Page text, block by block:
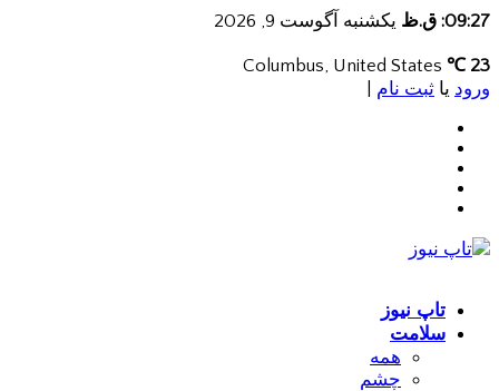
09:27: ق.ظ یکشنبه آگوست 9, 2026
23 ℃
ورود یا ثبت نام
تاپ نیوز
سلامت
همه
چشم